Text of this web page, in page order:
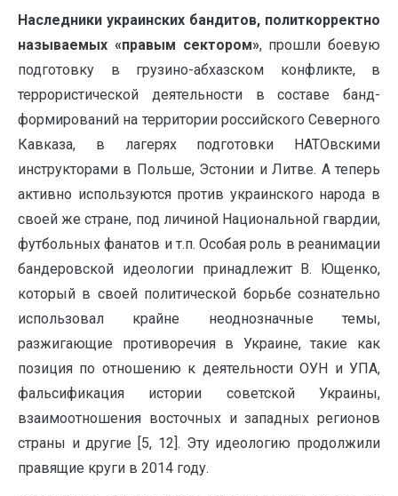
Наследники украинских бандитов, политкорректно
называемых «правым сектором», прошли боевую
подготовку в грузино-абхазском конфликте, в
террористической деятельности в составе банд-
формирований на территории российского Северного
Кавказа, в лагерях подготовки НАТОвскими
инструкторами в Польше, Эстонии и Литве. А теперь
активно используются против украинского народа в
своей же стране, под личиной Национальной гвардии,
футбольных фанатов и т.п. Особая роль в реанимации
бандеровской идеологии принадлежит В. Ющенко,
который в своей политической борьбе сознательно
использовал крайне неоднозначные темы,
разжигающие противоречия в Украине, такие как
позиция по отношению к деятельности ОУН и УПА,
фальсификация истории советской Украины,
взаимоотношения восточных и западных регионов
страны и другие [5, 12]. Эту идеологию продолжили
правящие круги в 2014 году.